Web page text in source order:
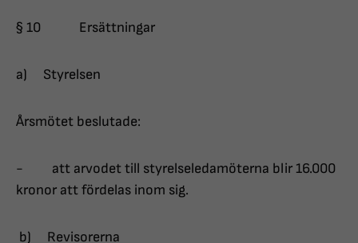
§ 10 Ersättningar
a) Styrelsen
Årsmötet beslutade:
- att arvodet till styrelseledamöterna blir 16.000
kronor att fördelas inom sig.
b) Revisorerna